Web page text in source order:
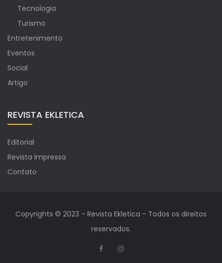
Tecnologia
Turismo
Entretenimento
Eventos
Social
Artigo
REVISTA EKLETICA
Editorial
Revista Impressa
Contato
Copyrights © 2023 - Revista Ekletica - Todos os direitos
reservados.